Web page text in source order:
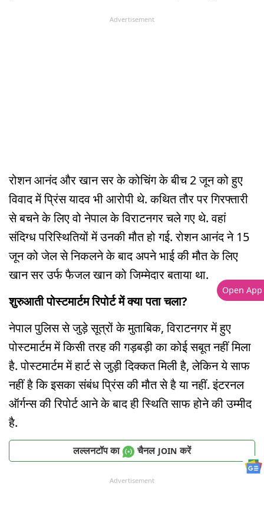
Advertisement
रोशन आनंद और खान सर के कोचिंग के बीच 2 जून को हुए
विवाद में प्रिंस यादव भी आरोपी थे. कथित तौर पर गिरफ्तारी
से बचने के लिए वो नेपाल के विराटनगर चले गए थे. वहां
संदिग्ध परिस्थितियों में उनकी मौत हो गई. रोशन आनंद ने 15
जून को जेल से निकलने के बाद अपने भाई की मौत के लिए
खान सर उर्फ फैजल खान को जिम्मेदार बताया था.
शुरुआती पोस्टमार्टम रिपोर्ट में क्या पता चला?
नेपाल पुलिस से जुड़े सूत्रों के मुताबिक, विराटनगर में हुए
पोस्टमार्टम में किसी तरह की गड़बड़ी का कोई सबूत नहीं मिला
है. पोस्टमार्टम में हार्ट से जुड़ी दिक्कत मिली है, लेकिन ये साफ
नहीं है कि इसका संबंध प्रिंस की मौत से है या नहीं. इंटरनल
ऑर्गन्स की रिपोर्ट आने के बाद ही स्थिति साफ होने की उम्मीद
है.
लल्लनटॉप का चैनल JOIN करें
Advertisement
Open App